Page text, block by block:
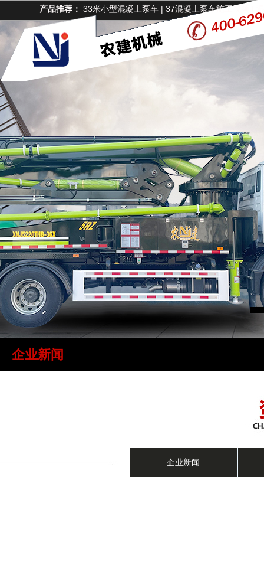
产品推荐： 33米小型混凝土泵车 | 37混凝土泵车施工视频
企业新闻
企业新闻